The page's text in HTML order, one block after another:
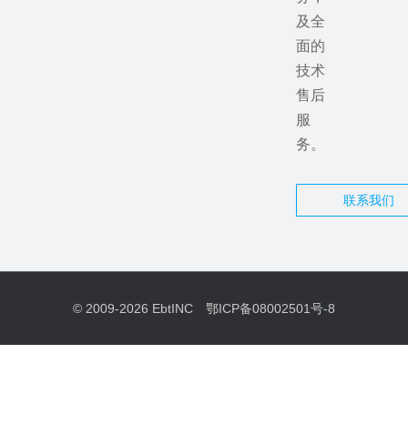
及全
面的
技术
售后
服
务。
联系我们
© 2009-2026 EbtINC 鄂ICP备08002501号-8